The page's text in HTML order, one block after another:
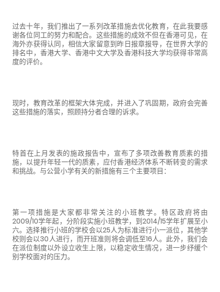
过去十年，我们推出了一系列改革措施去优化教育，在此我要感
谢各位同工的努力和配合。这些措施的成效不但在香港可见，在
海外亦获得认同，相信大家留意到昨日报章报导，在世界大学的
排名中，香港大学、香港中文大学及香港科技大学均获得非常高
度的评价。
现时，教育改革的框架大体完成，并进入了巩固期，政府会完善
这些措施的落实，照顾持分者合理的诉求。
特首在上月发表的施政报告中，宣布了多项改善教育质素的措
施，以提升年轻一代的质素，应付香港经济体系不断转变的需求
和挑战。与公营小学有关的新措施有三个主要项目：
第一项措施是大家都非常关注的小班教学。特区政府将由
2009/10学年起，分阶段实施小班教学，到2014/15学年扩展至小
六。选择推行小班的学校会以25人为标准进行小一派位，其他学
校则会以30人进行，而开班准则将会调低至16人。此外，我们会
在派位制度以外设立收生上限，以稳定收生情况，进一步纾缓个
别学校面对的压力。